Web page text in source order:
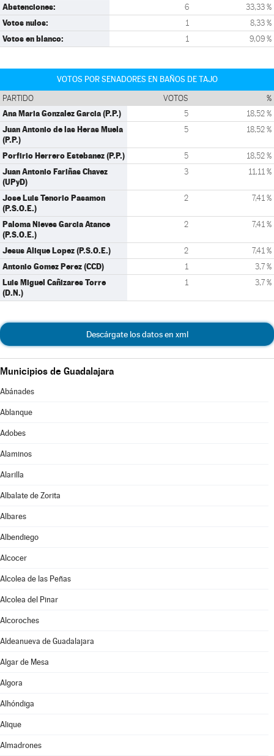
Abstenciones: 6 33,33 %
Votos nulos: 1 8,33 %
Votos en blanco: 1 9,09 %
VOTOS POR SENADORES EN BAÑOS DE TAJO
PARTIDO VOTOS %
Ana Maria Gonzalez Garcia (P.P.) 5 18,52 %
Juan Antonio de las Heras Muela
(P.P.)
5 18,52 %
Porfirio Herrero Estebanez (P.P.) 5 18,52 %
Juan Antonio Fariñas Chavez
(UPyD)
3 11,11 %
Jose Luis Tenorio Pasamon
(P.S.O.E.)
2 7,41 %
Paloma Nieves Garcia Atance
(P.S.O.E.)
2 7,41 %
Jesus Alique Lopez (P.S.O.E.) 2 7,41 %
Antonio Gomez Perez (CCD) 1 3,7 %
Luis Miguel Cañizares Torre
(D.N.)
1 3,7 %
Descárgate los datos en xml
Municipios de Guadalajara
Abánades
Ablanque
Adobes
Alaminos
Alarilla
Albalate de Zorita
Albares
Albendiego
Alcocer
Alcolea de las Peñas
Alcolea del Pinar
Alcoroches
Aldeanueva de Guadalajara
Algar de Mesa
Algora
Alhóndiga
Alique
Almadrones